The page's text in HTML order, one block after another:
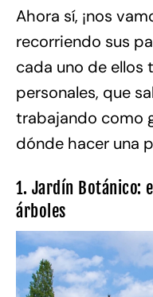
Ahora sí, ¡nos
recorriendo sus
cada uno de ellos
personales, que
trabajando como
dónde hacer una
1. Jardín Botánico:
árboles